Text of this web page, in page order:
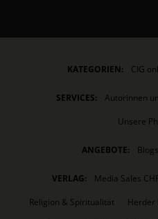
KATEGORIEN: CIG
SERVICES: Autorinnen
Unsere
ANGEBOTE: Blogs
VERLAG:
Media Sales
Religion & Spiritualität
Herder